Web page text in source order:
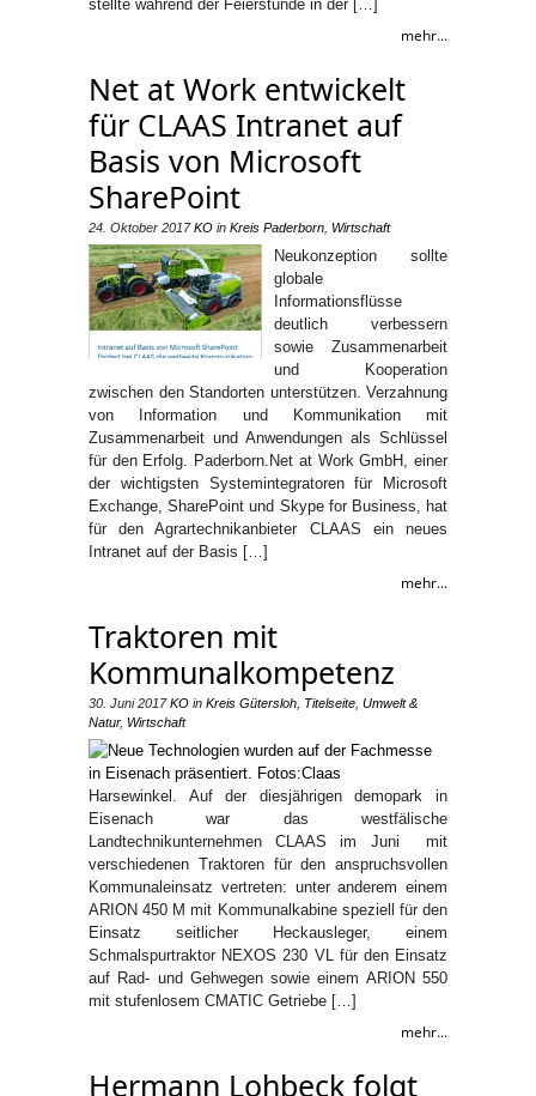
stellte während der Feierstunde in der […]
mehr...
Net at Work entwickelt
für CLAAS Intranet auf
Basis von Microsoft
SharePoint
24. Oktober 2017 KO in Kreis Paderborn Wirtschaft
Neukonzeption sollte
globale
Informationsflüsse
deutlich verbessern
sowie Zusammenarbeit
und Kooperation
zwischen den Standorten unterstützen. Verzahnung
von Information und Kommunikation mit
Zusammenarbeit und Anwendungen als Schlüssel
für den Erfolg. Paderborn.Net at Work GmbH, einer
der wichtigsten Systemintegratoren für Microsoft
Exchange, SharePoint und Skype for Business, hat
für den Agrartechnikanbieter CLAAS ein neues
Intranet auf der Basis […]
mehr...
Traktoren mit
Kommunalkompetenz
30. Juni 2017 KO in Kreis Gütersloh Titelseite Umwelt &
Natur, Wirtschaft
Harsewinkel. Auf der diesjährigen demopark in
Eisenach war das westfälische
Landtechnikunternehmen CLAAS im Juni mit
verschiedenen Traktoren für den anspruchsvollen
Kommunaleinsatz vertreten: unter anderem einem
ARION 450 M mit Kommunalkabine speziell für den
Einsatz seitlicher Heckausleger, einem
Schmalspurtraktor NEXOS 230 VL für den Einsatz
auf Rad- und Gehwegen sowie einem ARION 550
mit stufenlosem CMATIC Getriebe […]
mehr...
Hermann Lohbeck folgt